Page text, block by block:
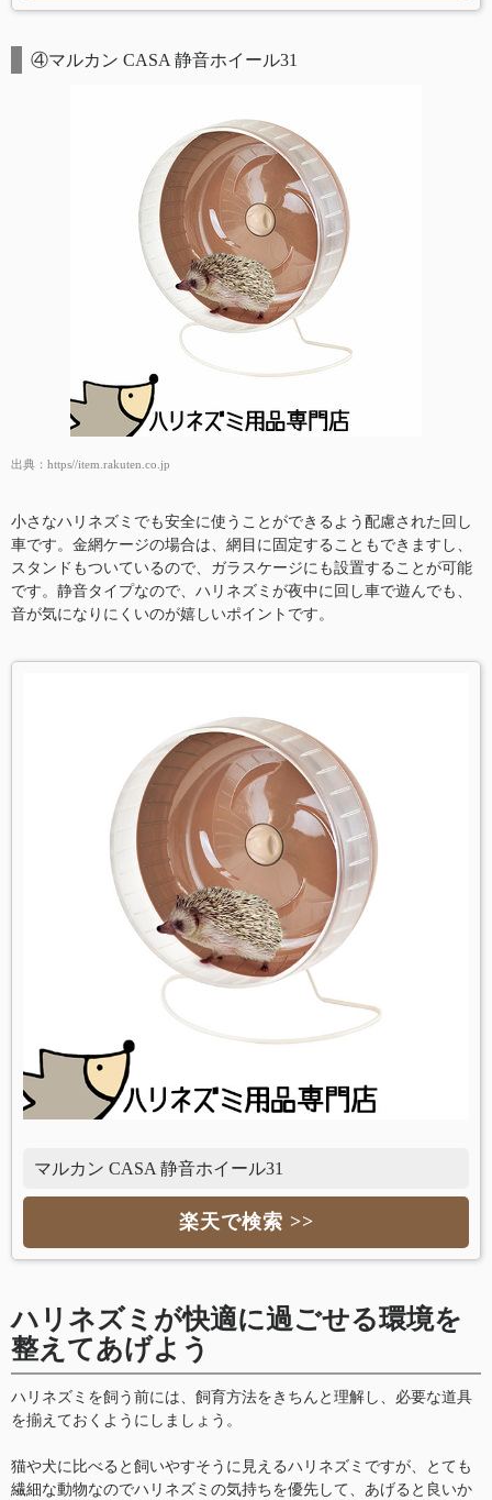
④マルカン CASA 静音ホイール31
出典： https//item.rakuten.co.jp
小さなハリネズミでも安全に使うことができるよう配慮された回し
車です。金網ケージの場合は、網目に固定することもできますし、
スタンドもついているので、ガラスケージにも設置することが可能
です。静音タイプなので、ハリネズミが夜中に回し車で遊んでも、
音が気になりにくいのが嬉しいポイントです。
マルカン CASA 静音ホイール31
楽天で検索 >>
ハリネズミが快適に過ごせる環境を
整えてあげよう
ハリネズミを飼う前には、飼育方法をきちんと理解し、必要な道具
を揃えておくようにしましょう。
猫や犬に比べると飼いやすそうに見えるハリネズミですが、とても
繊細な動物なのでハリネズミの気持ちを優先して、あげると良いか